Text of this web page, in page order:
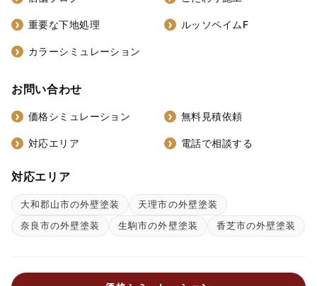
重要な下地処理 ルッソペイムF
カラーシミュレーション
お問い合わせ
価格シミュレーション 無料見積依頼
対応エリア 電話で相談する
対応エリア
大和郡山市の外壁塗装
天理市の外壁塗装
奈良市の外壁塗装
生駒市の外壁塗装 香芝市の外壁塗装